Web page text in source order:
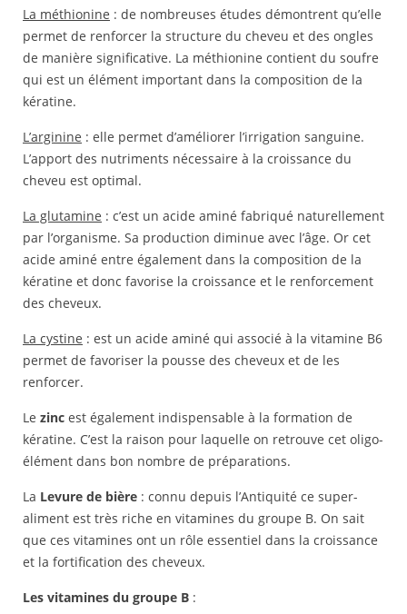
La méthionine : de nombreuses études démontrent qu’elle
permet de renforcer la structure du cheveu et des ongles
de manière significative. La méthionine contient du soufre
qui est un élément important dans la composition de la
kératine.
L’arginine : elle permet d’améliorer l’irrigation sanguine.
L’apport des nutriments nécessaire à la croissance du
cheveu est optimal.
La glutamine : c’est un acide aminé fabriqué naturellement
par l’organisme. Sa production diminue avec l’âge. Or cet
acide aminé entre également dans la composition de la
kératine et donc favorise la croissance et le renforcement
des cheveux.
La cystine : est un acide aminé qui associé à la vitamine B6
permet de favoriser la pousse des cheveux et de les
renforcer.
Le zinc est également indispensable à la formation de
kératine. C’est la raison pour laquelle on retrouve cet oligo-
élément dans bon nombre de préparations.
La Levure de bière : connu depuis l’Antiquité ce super-
aliment est très riche en vitamines du groupe B. On sait
que ces vitamines ont un rôle essentiel dans la croissance
et la fortification des cheveux.
Les vitamines du groupe B :